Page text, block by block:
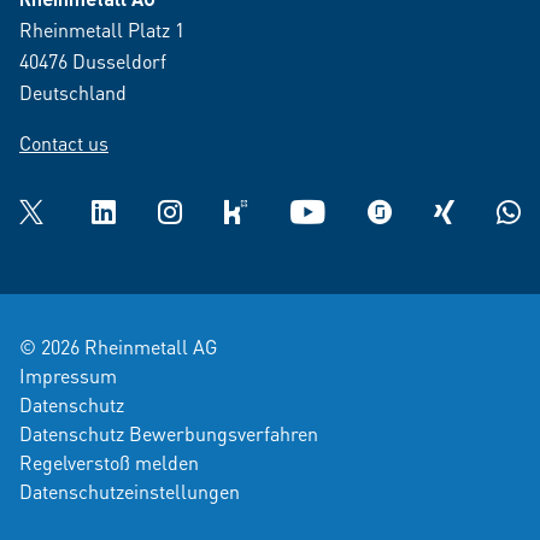
Rheinmetall Platz 1
40476 Dusseldorf
Deutschland
Contact us
Twitter LinkedInInstagramkununu YouTube glassdoorXING
© 2026 Rheinmetall AG
Impressum
Datenschutz
Datenschutz Bewerbungsverfahren
Regelverstoß melden
Datenschutzeinstellungen